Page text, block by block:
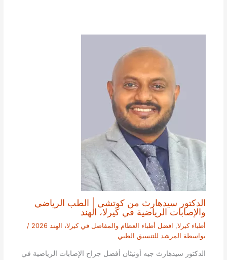
الدكتور سيدهارث من كوتشي | الطب الرياضي
والإصابات الرياضية في كيرلا، الهند
أطباء كيرلا, افضل أطباء العظام والمفاصل في كيرلا، الهند 2026
/
بواسطة المرشد للتنسيق الطبي
الدكتور سيدهارث جيه أونيثان أفضل جراح الإصابات الرياضية في